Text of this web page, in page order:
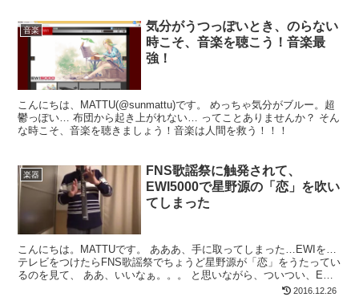
音楽
気分がうつっぽいとき、のらない
時こそ、音楽を聴こう！音楽最
強！
こんにちは、MATTU(@sunmattu)です。 めっちゃ気分がブルー。超
鬱っぽい… 布団から起き上がれない… ってことありませんか？ そん
な時こそ、音楽を聴きましょう！音楽は人間を救う！！！
楽器
FNS歌謡祭に触発されて、
EWI5000で星野源の「恋」を吹い
てしまった
こんにちは。MATTUです。 あああ、手に取ってしまった…EWIを…
テレビをつけたらFNS歌謡祭でちょうど星野源が「恋」をうたってい
るのを見て、 ああ、いいなぁ。。。 と思いながら、ついつい、EWI
2016.12.26